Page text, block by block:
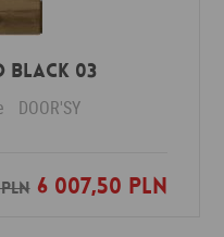
BLACK 03
DOOR'SY
6 007,50 PLN